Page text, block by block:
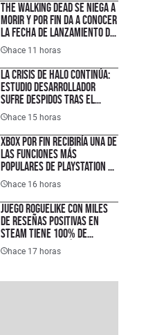
The Walking Dead se niega a
morir y por fin da a conocer
la fecha de lanzamiento de
su nuevo juego
hace 11 horas
La crisis de Halo continúa:
estudio desarrollador
sufre despidos tras el
fallido lanzamiento
multiplataforma de
Campaign Evolved
hace 15 horas
XBOX por fin recibiría una de
las funciones más
populares de PlayStation y
que los jugadores han
pedido durante años
hace 16 horas
Juego roguelike con miles
de reseñas positivas en
Steam tiene 100% de
descuento y está disponible
completamente gratis en
lanzamiento de su secuela
hace 17 horas